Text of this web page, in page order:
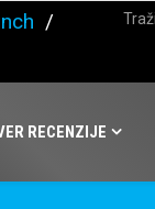
/
RECENZIJE